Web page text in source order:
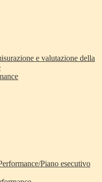
e valutazione della
Piano esecutivo